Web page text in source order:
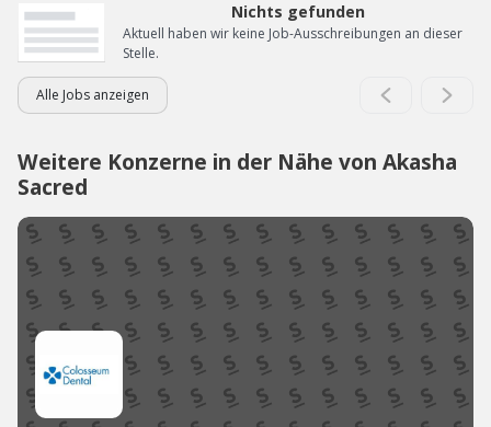
Nichts gefunden
Aktuell haben wir keine Job-Ausschreibungen an dieser
Stelle.
Alle Jobs anzeigen
Weitere Konzerne in der Nähe von Akasha
Sacred